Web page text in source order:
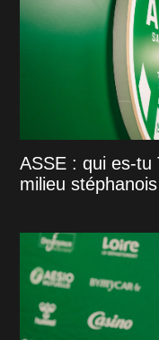
ASSE : qui es-tu
milieu